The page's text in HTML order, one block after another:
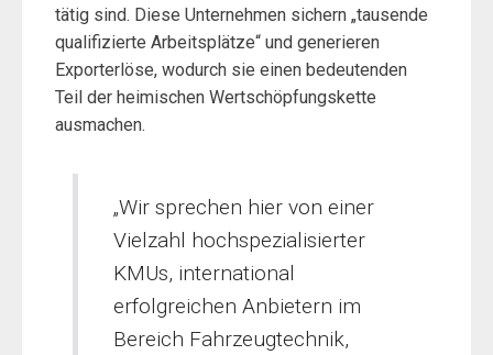
tätig sind. Diese Unternehmen sichern „tausende
qualifizierte Arbeitsplätze“ und generieren
Exporterlöse, wodurch sie einen bedeutenden
Teil der heimischen Wertschöpfungskette
ausmachen.
„Wir sprechen hier von einer
Vielzahl hochspezialisierter
KMUs, international
erfolgreichen Anbietern im
Bereich Fahrzeugtechnik,